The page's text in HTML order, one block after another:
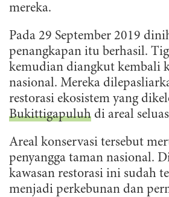
mereka.
Pada 29 September 2019
penangkapan itu berhasil.
kemudian diangkut kembali
nasional. Mereka
restorasi ekosistem yang
Bukittigapuluh di areal
Areal konservasi tersebut
penyangga taman nasional.
kawasan restorasi ini sudah
menjadi perkebunan dan